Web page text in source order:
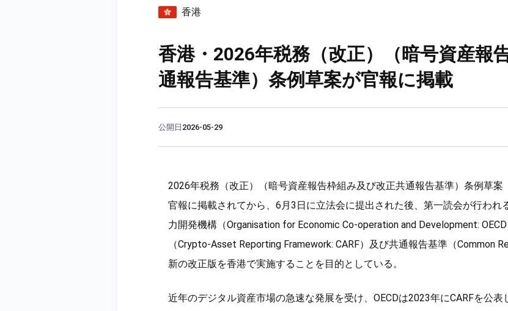
香港
香港・2026年税務（改正）（暗号資産報
通報告基準）条例草案が官報に掲載
公開日 2026-05-29
2026年税務（改正）（暗号資産報告枠組み及び改正共通報告基準）条例草
官報に掲載されてから、6月3日に立法会に提出された後、第一読会が行われ
力開発機構（Organisation for Economic Co-operation and Development:
（Crypto-Asset Reporting Framework: CARF）及び共通報告基準（Common
新の改正版を香港で実施することを目的としている。
近年のデジタル資産市場の急速な発展を受け、OECDは2023年にCARFを公